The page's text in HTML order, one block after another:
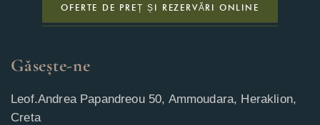
OFERTE DE PREȚ ȘI REZERVĂRI ONLINE
Găsește-ne
Leof.Andrea Papandreou 50, Ammoudara, Heraklion,
Creta